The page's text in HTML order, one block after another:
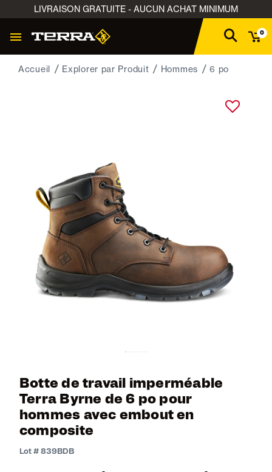
LIVRAISON GRATUITE - AUCUN ACHAT MINIMUM
0
Accueil Explorer par Produit Hommes 6 po
Botte de travail imperméable
Terra Byrne de 6 po pour
hommes avec embout en
composite
Lot # 839BDB
5 out of 5 Customer Rating